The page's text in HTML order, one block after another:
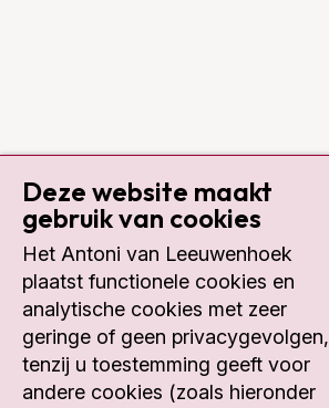
Contact
Plesmanlaan 121
1066 CX Amsterdam
020 512 9111
Deze website maakt
gebruik van cookies
Het Antoni van Leeuwenhoek
plaatst functionele cookies en
analytische cookies met zeer
geringe of geen privacygevolgen,
tenzij u toestemming geeft voor
andere cookies (zoals hieronder